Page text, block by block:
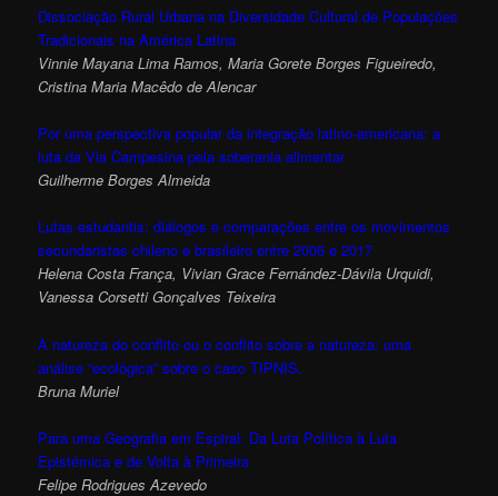
Dissociação Rural Urbana na Diversidade Cultural de Populações
Tradicionais na América Latina
Vinnie Mayana Lima Ramos, Maria Gorete Borges Figueiredo,
Cristina Maria Macêdo de Alencar
Por uma perspectiva popular da integração latino-americana: a
luta da Via Campesina pela soberania alimentar
Guilherme Borges Almeida
Lutas estudantis: diálogos e comparações entre os movimentos
secundaristas chileno e brasileiro entre 2006 e 2017
Helena Costa França, Vivian Grace Fernández-Dávila Urquidi,
Vanessa Corsetti Gonçalves Teixeira
A natureza do conflito ou o conflito sobre a natureza: uma
análise “ecológica” sobre o caso TIPNIS.
Bruna Muriel
Para uma Geografia em Espiral: Da Luta Política à Luta
Epistémica e de Volta à Primeira
Felipe Rodrigues Azevedo